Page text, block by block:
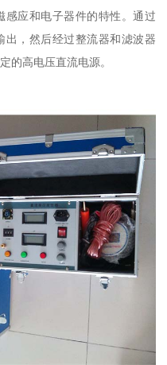
感应和电子器件的特性。通过
出，然后经过整流器和滤波器
的高电压直流电源。